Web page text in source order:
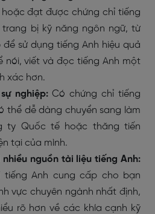
đạt được chứng chỉ tiếng
trang bị kỹ năng ngôn ngữ, từ
sử dụng tiếng Anh hiệu quả
nói, viết và đọc tiếng Anh một
xác hơn.
nghiệp:Có chứng chỉ tiếng
thể dễ dàng chuyển sang làm
ty Quốc tế hoặc thăng tiến
tại của mình.
nguồn tài liệu tiếng Anh:
tiếng Anh cung cấp cho bạn
vực chuyên ngành nhất định,
rõ hơn về các khía cạnh kỹ